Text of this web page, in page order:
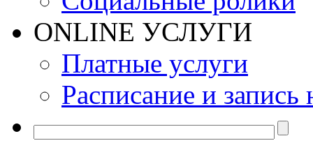
ONLINE УСЛУГИ
Платные услуги
Расписание и запись